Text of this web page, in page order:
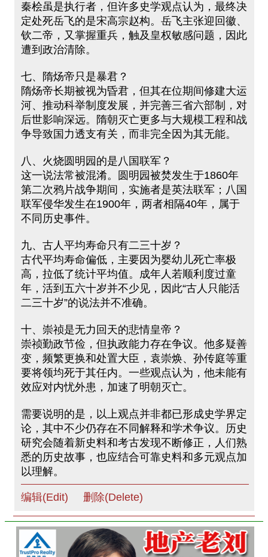
秦桧虽是执行者，但许多史学观点认为，最终决
定处死岳飞的是宋高宗赵构。岳飞主张迎回徽、
钦二帝，又掌握重兵，触及皇权敏感问题，因此
遭到政治清除。
七、隋炀帝只是暴君？
隋炀帝长期被视为昏君，但其在位期间修建大运
河、推动科举制度发展，并完善三省六部制，对
后世影响深远。隋朝灭亡更多与大规模工程和战
争导致国力透支有关，而非完全因为其无能。
八、火烧圆明园的是八国联军？
这一说法常被混淆。圆明园被焚发生于1860年
第二次鸦片战争期间，实施者是英法联军；八国
联军侵华发生在1900年，两者相隔40年，属于
不同历史事件。
九、古人平均寿命只有二三十岁？
古代平均寿命偏低，主要因为婴幼儿死亡率极
高，拉低了统计平均值。成年人若顺利度过童
年，活到五六十岁并不少见，因此“古人只能活
二三十岁”的说法并不准确。
十、崇祯是无力回天的悲情皇帝？
崇祯勤政节俭，但执政能力存在争议。他多疑善
变，频繁更换和处置大臣，袁崇焕、孙传庭等重
要将领均死于其任内。一些观点认为，他未能有
效应对内忧外患，加速了明朝灭亡。
需要说明的是，以上观点并非都已形成史学界定
论，其中不少仍存在不同解释和学术争议。历史
研究会随着新史料和考古发现不断修正，人们熟
悉的历史故事，也应结合可靠史料和多元观点加
以理解。
编辑(Edit) 删除(Delete)